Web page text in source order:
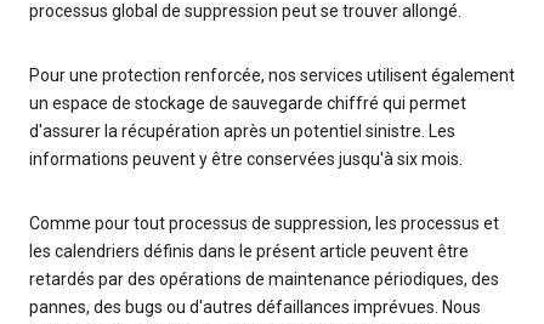
processus global de suppression peut se trouver allongé.
Pour une protection renforcée, nos services utilisent également
un espace de stockage de sauvegarde chiffré qui permet
d'assurer la récupération après un potentiel sinistre. Les
informations peuvent y être conservées jusqu'à six mois.
Comme pour tout processus de suppression, les processus et
les calendriers définis dans le présent article peuvent être
retardés par des opérations de maintenance périodiques, des
pannes, des bugs ou d'autres défaillances imprévues. Nous